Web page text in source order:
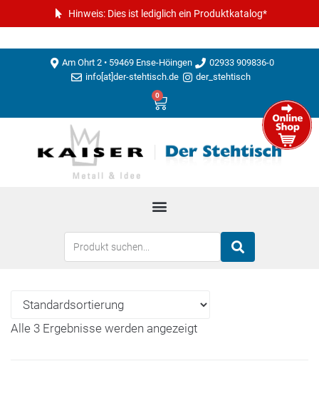
Hinweis: Dies ist lediglich ein Produktkatalog*
Am Ohrt 2 • 59469 Ense-Höingen
02933 909836-0
info[at]der-stehtisch.de
der_stehtisch
0
Alle 3 Ergebnisse werden angezeigt